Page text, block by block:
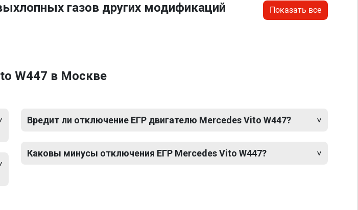
газов других модификаций
Показать все
W447 в Москве
Вредит ли отключение ЕГР двигателю Mercedes Vito W447?
Каковы минусы отключения ЕГР Mercedes Vito W447?